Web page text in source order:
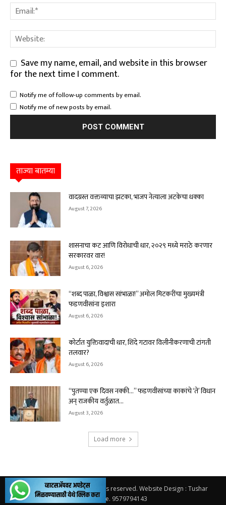
Save my name, email, and website in this browser
for the next time I comment.
Notify me of follow-up comments by email.
Notify me of new posts by email.
ताज्या बातम्या
वादग्रस्त वक्तव्याचा झटका, भाजप नेत्याला अटकेचा धक्का
August 7, 2026
शासनाचा कट आणि विरोधाची धार, २०२९ मध्ये मराठे करणार
सरकारवर वार!
August 6, 2026
“शब्द पाळा, विश्वास सांभाळा!” अमोल मिटकरींचा मुख्यमंत्री
फडणवीसांना इशारा
August 6, 2026
कोर्टात युक्तिवादाची धार, शिंदे गटावर विलीनीकरणाची टांगती
तलवार?
August 6, 2026
“पुतण्या एक दिवस नक्की…” फडणवीसांच्या काकांचे ‘ते’ विधान
अन् राजकीय वर्तुळात...
August 3, 2026
Load more
© 2026. Solapur Varta. All rights reserved. Website Design : Tushar
Bhambare. 9579794143